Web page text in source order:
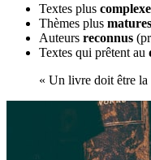
Textes plus
Thèmes plus matures
Auteurs reconnus
Textes qui prêtent au
« Un livre doit être